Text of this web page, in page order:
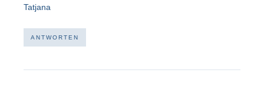
Tatjana
ANTWORTEN